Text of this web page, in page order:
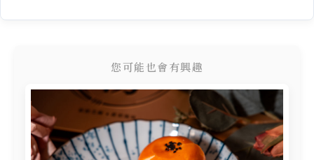
您可能也會有興趣